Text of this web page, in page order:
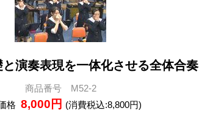
と演奏表現を一体化させる全体合奏
商品番号 M52-2
格 8,000円 (消費税込:8,800円)